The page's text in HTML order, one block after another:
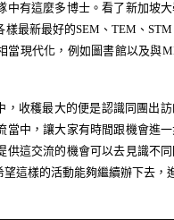
中有這麼多博士。看了新加坡
樣最新最好的SEM 、TEM 、STM
當現代化，例如圖書館以及與
，收穫最大的便是認識同團出
當中，讓大家有時間跟機會進
供這交流的機會可以去見識不
這樣的活動能夠繼續辦下去，